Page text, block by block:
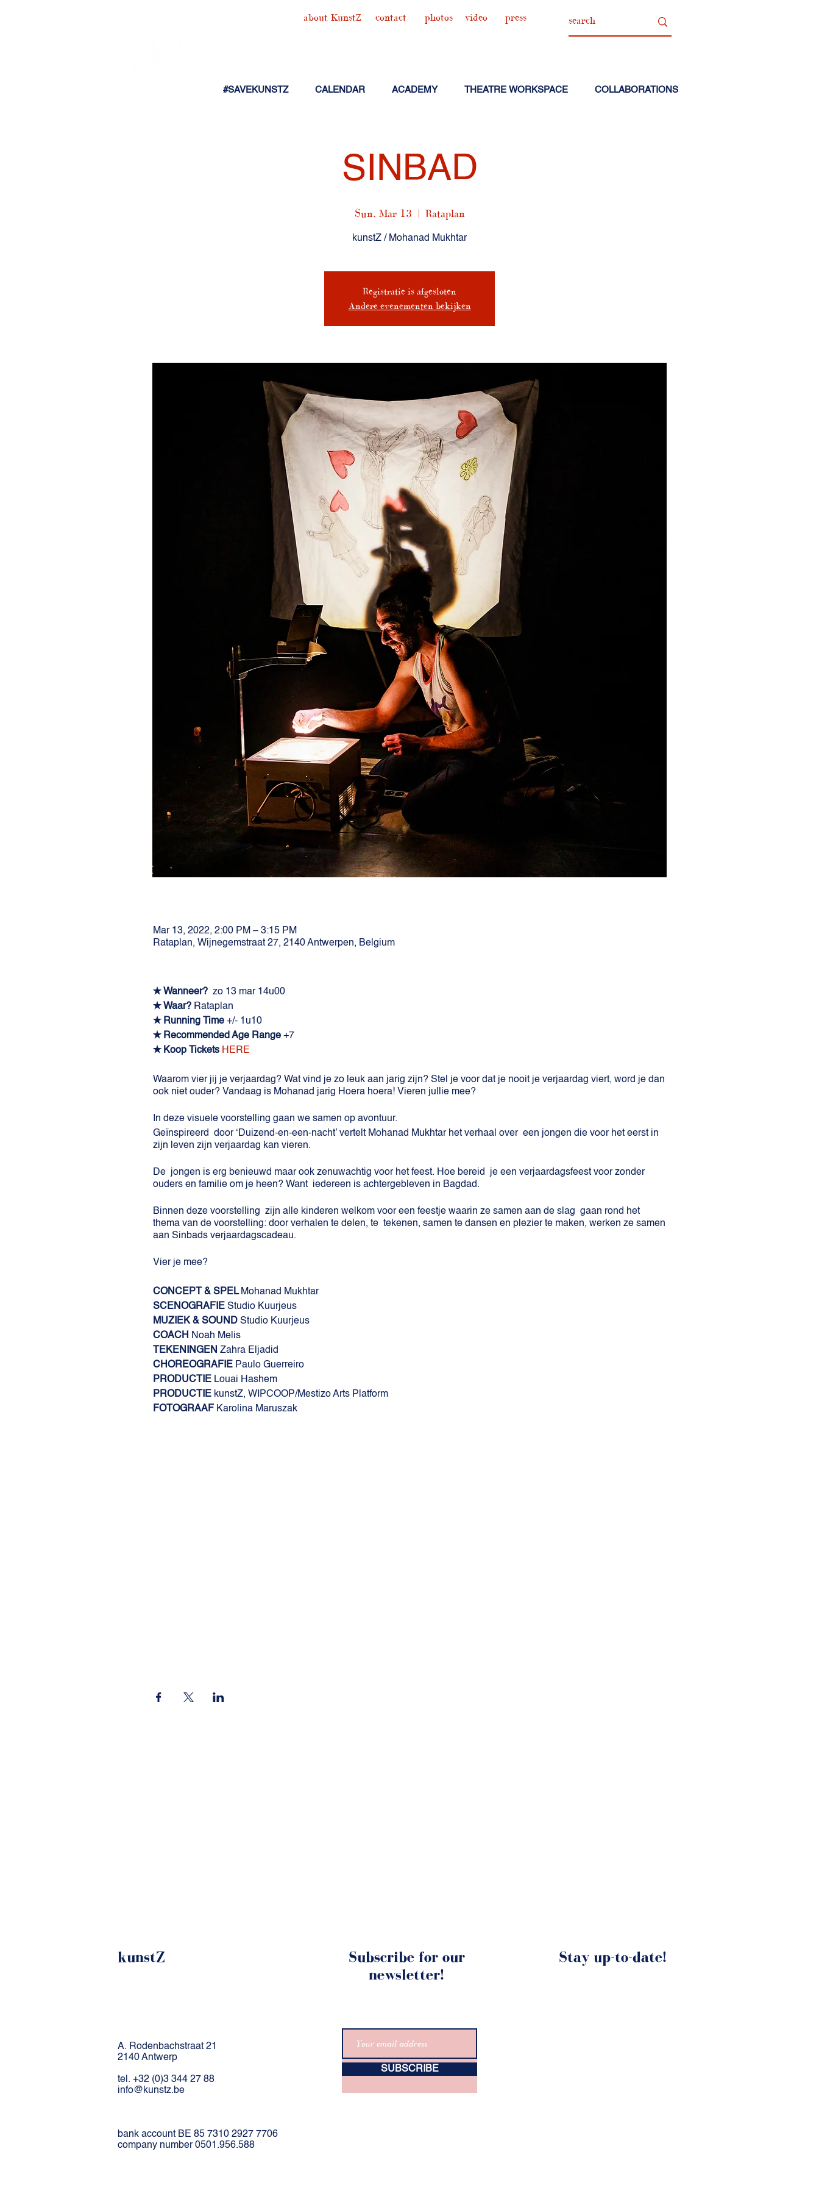
about KunstZ contact photos video press
#SAVEKUNSTZ CALENDAR ACADEMY THEATRE WORKSPACE COLLABORATIONS
SINBAD
Sun, Mar 13
  |
Rataplan
kunstZ / Mohanad Mukhtar
Registratie is afgesloten
Andere evenementen bekijken
Mar 13, 2022, 2:00 PM – 3:15 PM
Rataplan, Wijnegemstraat 27, 2140 Antwerpen, Belgium
✭ Wanneer?zo 13 mar 14u00
✭ Waar? Rataplan
✭ Running Time +/- 1u10
✭ Recommended Age Range +7
✭ Koop Tickets HERE
Waarom vier jij je verjaardag? Wat vind je zo leuk aan jarig zijn? Stel je voor dat je nooit je verjaardag viert, word je dan
ook niet ouder? Vandaag is Mohanad jarig Hoera hoera! Vieren jullie mee?
In deze visuele voorstelling gaan we samen op avontuur.
Geïnspireerd door ‘Duizend-en-een-nacht’ vertelt Mohanad Mukhtar het verhaal over een jongen die voor het eerst in
zijn leven zijn verjaardag kan vieren.
De jongen is erg benieuwd maar ook zenuwachtig voor het feest. Hoe bereid je een verjaardagsfeest voor zonder
ouders en familie om je heen? Want iedereen is achtergebleven in Bagdad.
Binnen deze voorstelling zijn alle kinderen welkom voor een feestje waarin ze samen aan de slag gaan rond het
thema van de voorstelling: door verhalen te delen, te tekenen, samen te dansen en plezier te maken, werken ze samen
aan Sinbads verjaardagscadeau.
Vier je mee?
CONCEPT & SPEL Mohanad Mukhtar
SCENOGRAFIE Studio Kuurjeus
MUZIEK & SOUND Studio Kuurjeus
COACH Noah Melis
TEKENINGEN Zahra Eljadid
CHOREOGRAFIE Paulo Guerreiro
PRODUCTIE Louai Hashem
PRODUCTIE kunstZ, WIPCOOP/Mestizo Arts Platform
FOTOGRAAF Karolina Maruszak
kunstZ
A. Rodenbachstraat 21
2140 Antwerp
tel. +32 (0)3 344 27 88
info@kunstz.be
bank account BE 85 7310 2927 7706
company number 0501.956.588
Subscribe for our
newsletter!
SUBSCRIBE
Stay up-to-date!